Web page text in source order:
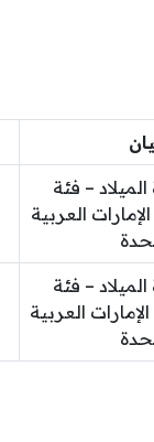
– فئة
العربية
– فئة
العربية